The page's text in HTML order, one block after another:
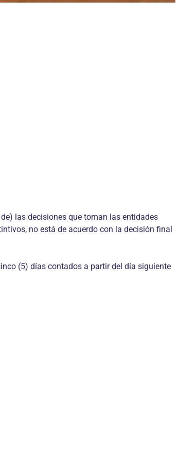
las decisiones que toman las entidades
no está de acuerdo con la decisión final
(5) días contados a partir del día siguiente